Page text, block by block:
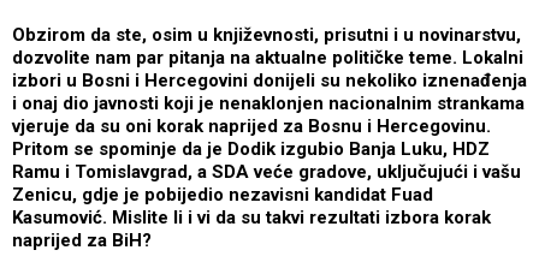
Obzirom da ste, osim u književnosti, prisutni i u novinarstvu,
dozvolite nam par pitanja na aktualne političke teme. Lokalni
izbori u Bosni i Hercegovini donijeli su nekoliko iznenađenja
i onaj dio javnosti koji je nenaklonjen nacionalnim strankama
vjeruje da su oni korak naprijed za Bosnu i Hercegovinu.
Pritom se spominje da je Dodik izgubio Banja Luku, HDZ
Ramu i Tomislavgrad, a SDA veće gradove, uključujući i vašu
Zenicu, gdje je pobijedio nezavisni kandidat Fuad
Kasumović. Mislite li i vi da su takvi rezultati izbora korak
naprijed za BiH?